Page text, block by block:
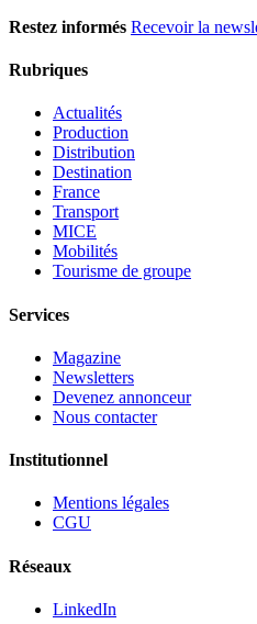
Restez informés Recevoir la
Rubriques
Actualités
Production
Distribution
Destination
France
Transport
MICE
Mobilités
Tourisme de groupe
Services
Magazine
Newsletters
Devenez annonceur
Nous contacter
Institutionnel
Mentions légales
CGU
Réseaux
LinkedIn